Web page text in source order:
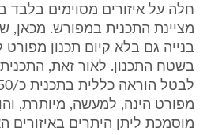
חלה על איזורים מסוימים בלבד
מציינת התכנית במפורש. מכאן,
בנייה גם בלא קיום תכנון מפורט
בשטח התכנון. לאור זאת,
מפורט הינה, למעשה, מיותרת,
מוסמכת ליתן היתרים באיזורים